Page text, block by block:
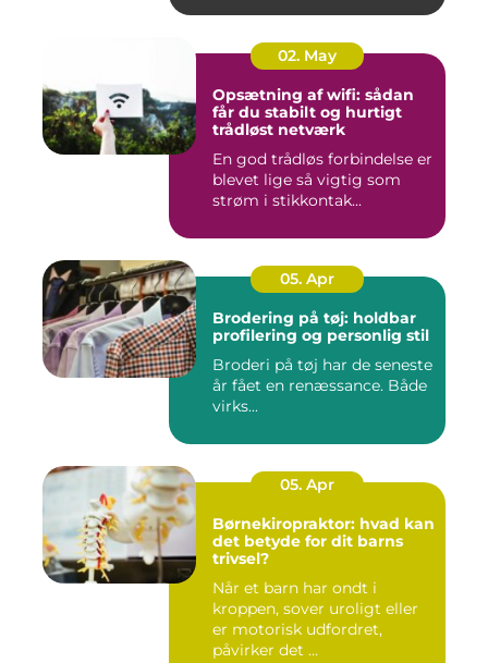
02. May
Opsætning af wifi: sådan
får du stabilt og hurtigt
trådløst netværk
En god trådløs forbindelse er
blevet lige så vigtig som
strøm i stikkontak...
05. Apr
Brodering på tøj: holdbar
profilering og personlig stil
Broderi på tøj har de seneste
år fået en renæssance. Både
virks...
05. Apr
Børnekiropraktor: hvad kan
det betyde for dit barns
trivsel?
Når et barn har ondt i
kroppen, sover uroligt eller
er motorisk udfordret,
påvirker det ...